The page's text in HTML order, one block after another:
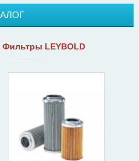
Фильтры LEYBOLD